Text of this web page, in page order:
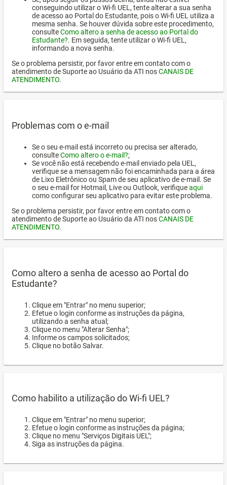
conseguindo utilizar o Wi-fi UEL, tente alterar a sua senha
de acesso ao Portal do Estudante, pois o Wi-fi UEL utiliza a
mesma senha. Se houver dúvida sobre este procedimento,
consulteComo altero a senha de acesso ao Portal do
Estudante?. Em seguida, tente utilizar o Wi-fi UEL,
informando a nova senha.
Se o problema persistir, por favor entre em contato com o
atendimento de Suporte ao Usuário da ATI nosCANAIS DE
ATENDIMENTO.
Problemas com o e-mail
Se o seu e-mail está incorreto ou precisa ser alterado,
consulteComo altero o e-mail?;
Se você não está recebendo e-mail enviado pela UEL,
verifique se a mensagem não foi encaminhada para a área
de Lixo Eletrônico ou Spam de seu aplicativo de e-mail. Se
o seu e-mail for Hotmail, Live ou Outlook, verifiqueaqui
como configurar seu aplicativo para evitar este problema.
Se o problema persistir, por favor entre em contato com o
atendimento de Suporte ao Usuário da ATI nosCANAIS DE
ATENDIMENTO.
Como altero a senha de acesso ao Portal do
Estudante?
Clique em "Entrar" no menu superior;
Efetue o login conforme as instruções da página,
utilizando a senha atual;
Clique no menu "Alterar Senha";
Informe os campos solicitados;
Clique no botão Salvar.
Como habilito a utilização do Wi-fi UEL?
Clique em "Entrar" no menu superior;
Efetue o login conforme as instruções da página;
Clique no menu "Serviços Digitais UEL";
Siga as instruções da página.